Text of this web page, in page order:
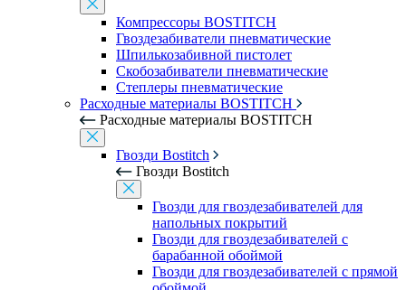
Компрессоры BOSTITCH
Гвоздезабиватели пневматические
Шпилькозабивной пистолет
Скобозабиватели пневматические
Степлеры пневматические
Расходные материалы BOSTITCH
Расходные материалы BOSTITCH
Гвозди Bostitch
Гвозди Bostitch
Гвозди для гвоздезабивателей для
напольных покрытий
Гвозди для гвоздезабивателей с
барабанной обоймой
Гвозди для гвоздезабивателей с прямой